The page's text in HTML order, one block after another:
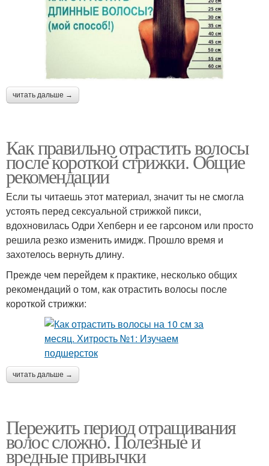
читать дальше →
Как правильно отрастить волосы
после короткой стрижки. Общие
рекомендации
Если ты читаешь этот материал, значит ты не смогла
устоять перед сексуальной стрижкой пикси,
вдохновилась Одри Хепберн и ее гарсоном или просто
решила резко изменить имидж. Прошло время и
захотелось вернуть длину.
Прежде чем перейдем к практике, несколько общих
рекомендаций о том, как отрастить волосы после
короткой стрижки:
читать дальше →
Пережить период отращивания
волос сложно. Полезные и
вредные привычки